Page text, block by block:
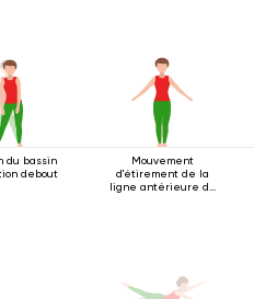
du bassin
debout
Mouvement
d'étirement de la
ligne antérieure du